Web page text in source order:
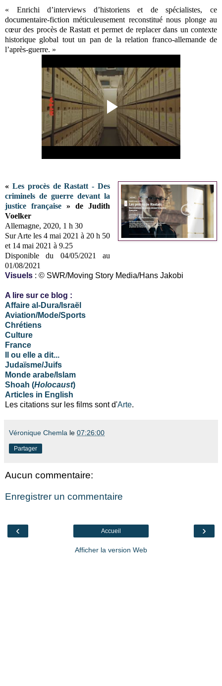
« Enrichi d’interviews d’historiens et de spécialistes, ce
documentaire-fiction méticuleusement reconstitué nous plonge au
cœur des procès de Rastatt et permet de replacer dans un contexte
historique global tout un pan de la relation franco-allemande de
l’après-guerre. »
« Les procès de Rastatt - Des
criminels de guerre devant la
justice française » de Judith
Voelker
Allemagne, 2020, 1 h 30
Sur Arte les 4 mai 2021 à 20 h 50
et 14 mai 2021 à 9.25
Disponible du 04/05/2021 au
01/08/2021
Visuels : © SWR/Moving Story Media/Hans Jakobi
A lire sur ce blog :
Affaire al-Dura/Israël
Aviation/Mode/Sports
Chrétiens
Culture
France
Il ou elle a dit...
Judaïsme/Juifs
Monde arabe/Islam
Shoah (Holocaust)
Articles in English
Les citations sur les films sont d'Arte.
Véronique Chemla le 07:26:00
Partager
Aucun commentaire:
Enregistrer un commentaire
‹ ›
Accueil
Afficher la version Web